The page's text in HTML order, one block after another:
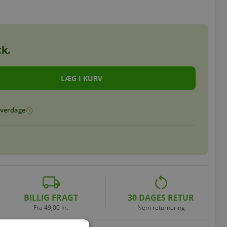
info
local_shipping
BILLIG FRAGT
Fra 49,00 kr.
restart_alt
30 DAGES RETUR
Nem returnering